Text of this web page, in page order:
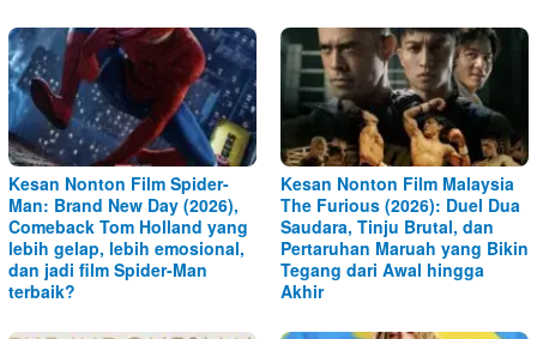
Kesan Nonton Film Spider-
Man: Brand New Day (2026),
Comeback Tom Holland yang
lebih gelap, lebih emosional,
dan jadi film Spider-Man
terbaik?
Kesan Nonton Film Malaysia
The Furious (2026): Duel Dua
Saudara, Tinju Brutal, dan
Pertaruhan Maruah yang Bikin
Tegang dari Awal hingga
Akhir